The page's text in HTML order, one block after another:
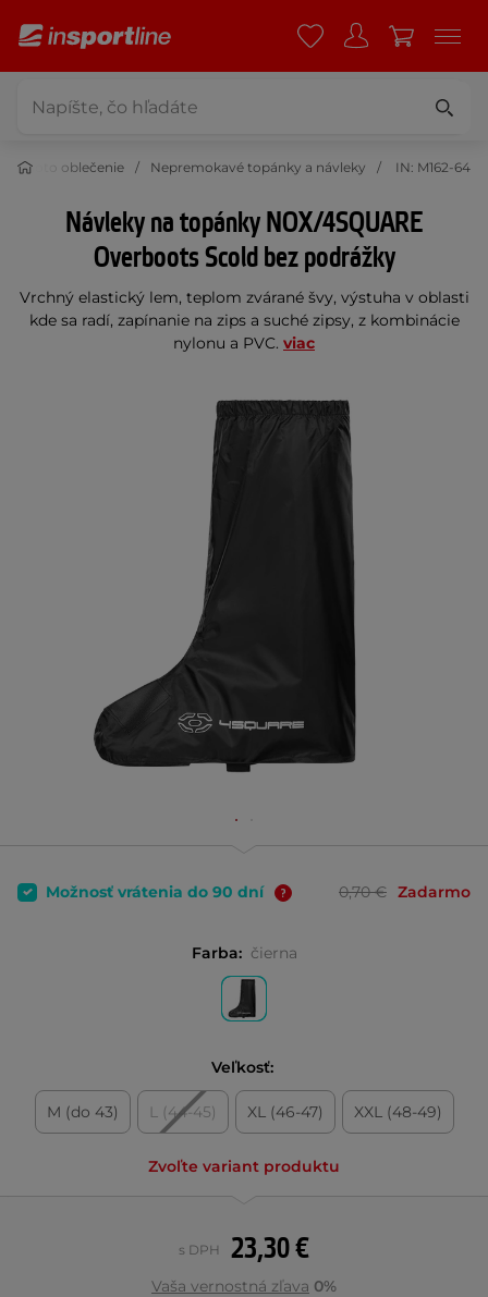
moto oblečenie Nepremokavé topánky a návleky IN: M162-64
Návleky na topánky NOX/4SQUARE
Overboots Scold bez podrážky
Vrchný elastický lem, teplom zvárané švy, výstuha v oblasti
kde sa radí, zapínanie na zips a suché zipsy, z kombinácie
nylonu a PVC. viac
Možnosť vrátenia do 90 dní 0,70 € Zadarmo
Farba: čierna
Veľkosť:
M (do 43) L (44-45) XL (46-47) XXL (48-49)
Zvoľte variant produktu
23,30 €
s DPH
Vaša vernostná zľava 0%